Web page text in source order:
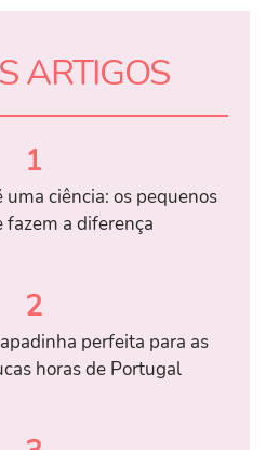
ARTIGOS
1
uma ciência: os pequenos
fazem a diferença
2
perfeita para as
horas de Portugal